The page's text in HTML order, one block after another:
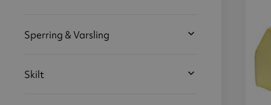
Sperring & Varsling
Skilt